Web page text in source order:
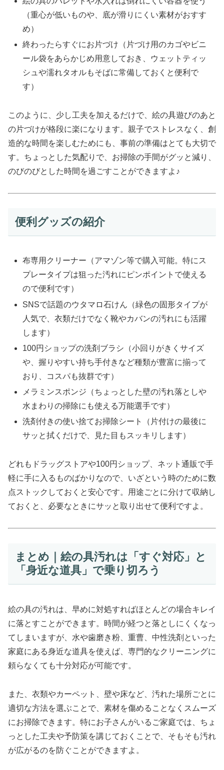
（重心が低いものや、底が滑りにくい素材がおすす
め）
終わったらすぐにお片づけ（片づけ用のカゴやビニ
ール袋をあらかじめ用意しておき、ウェットティッ
シュや濡れタオルもそばに常備しておくと便利で
す）
このように、少し工夫を加えるだけで、絵の具遊びのあと
の片づけが格段に楽になります。親子でストレスなく、創
造的な時間を楽しむためにも、事前の準備はとても大切で
す。ちょっとした気配りで、お掃除の手間がグッと減り、
のびのびとした時間を過ごすことができますよ♪
便利グッズの紹介
布専用クリーナー（アマゾン等で購入可能。特にス
プレータイプは狙った汚れにピンポイントで使える
ので便利です）
SNSで話題のウタマロ石けん（緑色の固形タイプが
人気で、衣類だけでなく靴やカバンの汚れにも活躍
します）
100円ショップの洗剤ブラシ（小回りがきくサイズ
や、握りやすい持ち手付きなど種類が豊富に揃って
おり、コスパも抜群です）
メラミンスポンジ（ちょっとした壁の汚れ落としや
水まわりの掃除にも使える万能選手です）
洗剤付きの使い捨てお掃除シート（片付けの最後に
サッと拭くだけで、見た目もスッキリします）
どれもドラッグストアや100円ショップ、ネット通販で手
軽に手に入るものばかりなので、いざという時のために数
点ストックしておくと安心です。用途ごとに分けて収納し
ておくと、必要なときにサッと取り出せて便利ですよ。
まとめ｜絵の具汚れは「すぐ対応」と
「身近な道具」で乗り切ろう
絵の具の汚れは、早めに対処すればほとんどの場合キレイ
に落とすことができます。時間が経つと落としにくくなっ
てしまいますが、水や歯磨き粉、重曹、中性洗剤といった
家庭にある身近な道具を使えば、専門的なクリーニングに
頼らなくても十分対応が可能です。
また、衣類やカーペット、壁や床など、汚れた場所ごとに
適切な方法を選ぶことで、素材を傷めることなくスムーズ
にお掃除できます。特にお子さんがいるご家庭では、ちょ
っとした工夫や予防策を講じておくことで、そもそも汚れ
が広がるのを防ぐことができますよ。